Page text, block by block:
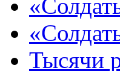
Тысячи